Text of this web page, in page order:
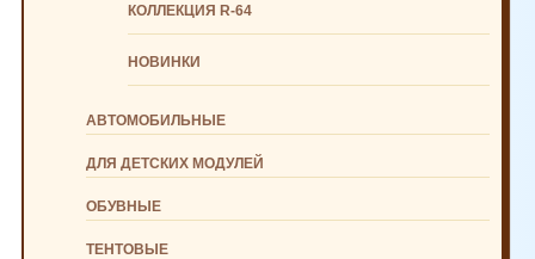
КОЛЛЕКЦИЯ R-64
НОВИНКИ
АВТОМОБИЛЬНЫЕ
ДЛЯ ДЕТСКИХ МОДУЛЕЙ
ОБУВНЫЕ
ТЕНТОВЫЕ